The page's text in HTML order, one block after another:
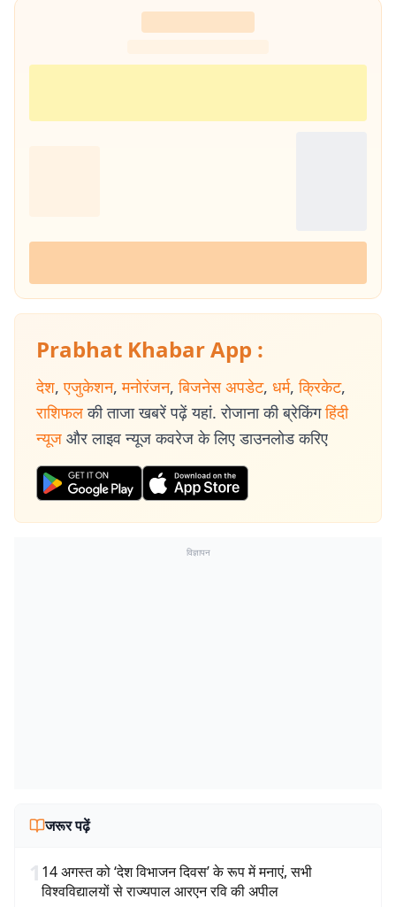
Prabhat Khabar App :
देश, एजुकेशन, मनोरंजन, बिजनेस अपडेट, धर्म, क्रिकेट,
राशिफल की ताजा खबरें पढ़ें यहां. रोजाना की ब्रेकिंग हिंदी
न्यूज और लाइव न्यूज कवरेज के लिए डाउनलोड करिए
विज्ञापन
जरूर पढ़ें
1 14 अगस्त को ‘देश विभाजन दिवस’ के रूप में मनाएं, सभी
विश्वविद्यालयों से राज्यपाल आरएन रवि की अपील